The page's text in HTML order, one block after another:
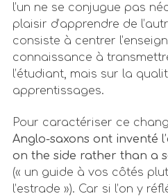
l’un ne se conjugue pas
plaisir d’apprendre de
consiste à centrer
connaissance à
l’étudiant, mais sur la
apprentissages.
Pour caractériser ce
Anglo-saxons ont inventé
on the side rather than a
(« un guide à vos côtés
l’estrade »). Car si l’on y